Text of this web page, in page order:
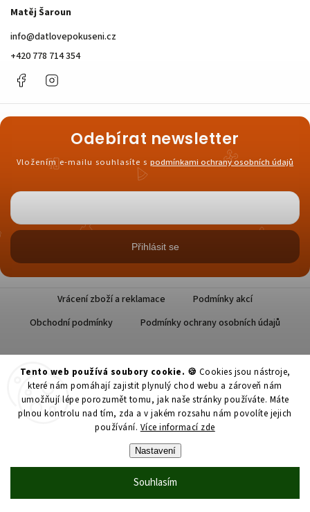
Tento web používá soubory cookie. 🍪 Cookies jsou nástroje,
které nám pomáhají zajistit plynulý chod webu a zároveň nám
umožňují lépe porozumět tomu, jak naše stránky používáte. Máte
plnou kontrolu nad tím, zda a v jakém rozsahu nám povolíte jejich
používání. Více informací zde
Nastavení
Souhlasím
Matěj Šaroun
info@datlovepokuseni.cz
+420 778 714 354
Facebook
Odebírat newsletter
Vložením e-mailu souhlasíte s podmínkami ochrany osobních údajů
Přihlásit se
Vrácení zboží a reklamace
Podmínky akcí
Obchodní podmínky
Podmínky ochrany osobních údajů
Vytvořil Shoptet
Copyright 2026Datlové Pokušení. Všechna práva vyhrazena.
Upravit nastavení cookies
Grafický návrh vytvořil a nakódoval